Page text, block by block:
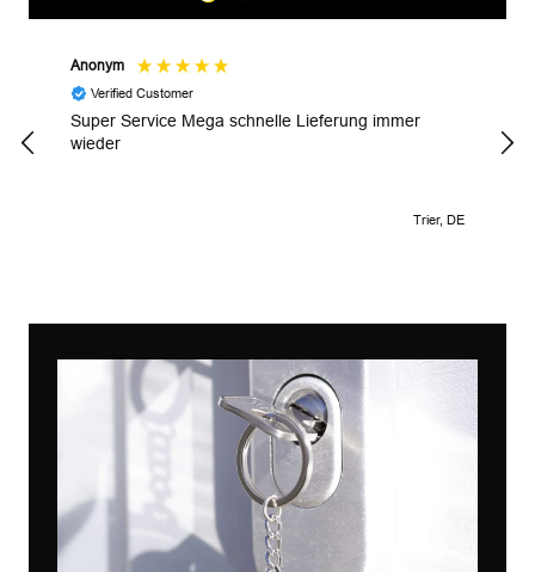
Anonym
Verified Customer
Super Service Mega schnelle Lieferung immer
wieder
Trier, DE